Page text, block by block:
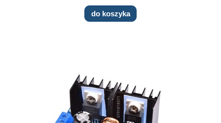
do koszyka